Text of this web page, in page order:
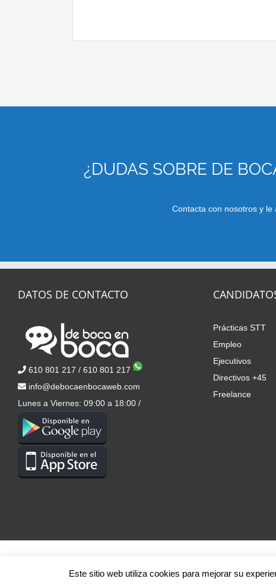
¿DUDAS SOBRE DE
Contacta con nosotros y le
DATOS DE CONTACTO
610 801 217 / 610 801 217
info@debocaenbocaweb.com
Lunes a Viernes: 09:00 a 18:00 /
Prácticas STT
Empleo
Ejecutivos
Directivos +45
Freelance
Este sitio web utiliza cookies para mejorar su